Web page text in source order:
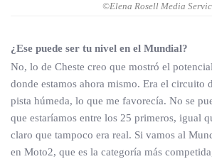
©Elena Rosell Media
¿Ese puede ser tu nivel en el Mundial?
No, lo de Cheste creo que mostró el
donde estamos ahora mismo. Era el circuito
pista húmeda, lo que me favorecía. No se
que estaríamos entre los 25 primeros, igual
claro que tampoco era real. Si vamos al
en Moto2, que es la categoría más